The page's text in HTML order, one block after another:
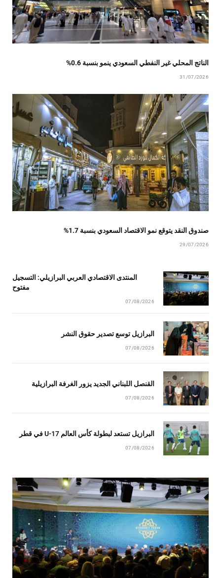
الناتج المحلي غير النفطي السعودي ينمو بنسبة 0.6%
31/07/2026
صندوق النقد يتوقع نمو الاقتصاد السعودي بنسبة 1.7%
29/07/2026
المنتدى الاقتصادي العربي البرازيلي: التسجيل
مفتوح
07/08/2026
البرازيل توسع تصدير حقوق النشر
07/08/2026
القنصل اللبناني الجديد يزور الغرفة البرازيلية
07/08/2026
البرازيل تستعد لبطولة كأس العالم U-17 في قطر
07/08/2026